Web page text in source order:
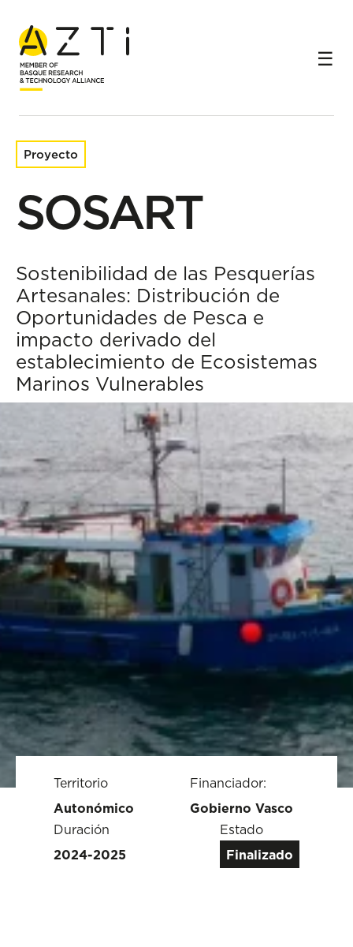
Inicio Proyectos de investigación
Proyecto
SOSART
Sostenibilidad de las Pesquerías
Artesanales: Distribución de
Oportunidades de Pesca e
impacto derivado del
establecimiento de Ecosistemas
Marinos Vulnerables
Territorio
Autonómico
Financiador:
Gobierno Vasco
Duración
2024-2025
Estado
Finalizado